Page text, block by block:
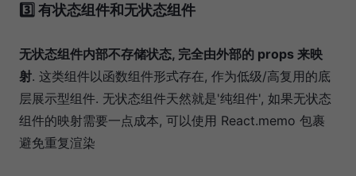
3️⃣ 有状态组件和无状态组件
无状态组件内部不存储状态, 完全由外部的 props 来映
射. 这类组件以函数组件形式存在, 作为低级/高复用的底
层展示型组件. 无状态组件天然就是'纯组件', 如果无状态
组件的映射需要一点成本, 可以使用 React.memo 包裹
避免重复渲染